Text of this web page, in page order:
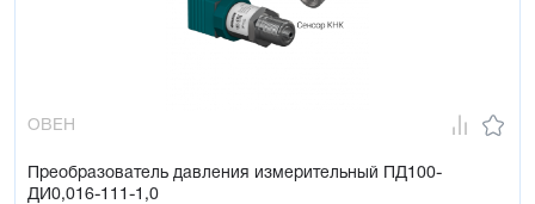
ОВЕН
Преобразователь давления измерительный ПД100-
ДИ0,016-111-1,0